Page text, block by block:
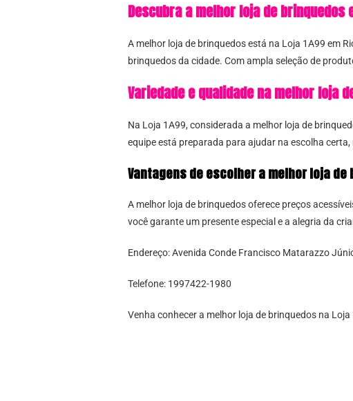
Descubra a melhor loja de brinquedos
A melhor loja de brinquedos está na Loja 1A99 em
brinquedos da cidade. Com ampla seleção de
Variedade e qualidade na melhor loja
Na Loja 1A99, considerada a melhor loja de
equipe está preparada para ajudar na escolha
Vantagens de escolher a melhor loja de
A melhor loja de brinquedos oferece preços
você garante um presente especial e a alegria da
Endereço: Avenida Conde Francisco Matarazzo
Telefone: 1997422-1980
Venha conhecer a melhor loja de brinquedos na